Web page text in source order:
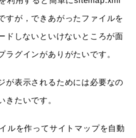
すが，できあがったファイルを
ドしないといけないところが面
ラグインがありがたいです。
が表示されるためには必要なの
きたいです。
ルを作ってサイトマップを自動